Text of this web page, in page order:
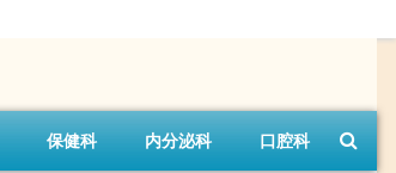
保健科 内分泌科 口腔科